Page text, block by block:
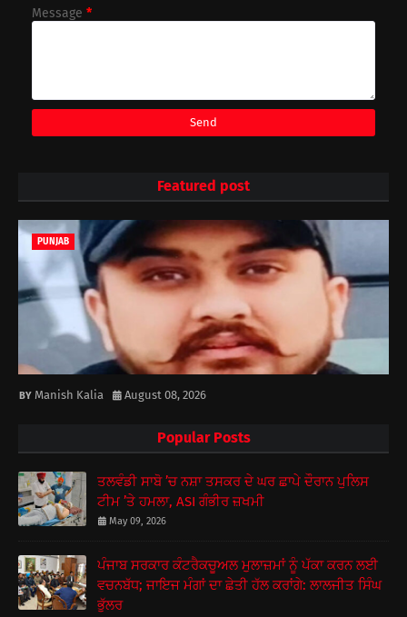
Message *
Featured post
PUNJAB
Manish Kalia August 08, 2026
Popular Posts
ਤਲਵੰਡੀ ਸਾਬੋ ’ਚ ਨਸ਼ਾ ਤਸਕਰ ਦੇ ਘਰ ਛਾਪੇ ਦੌਰਾਨ ਪੁਲਿਸ
ਟੀਮ ’ਤੇ ਹਮਲਾ, ASI ਗੰਭੀਰ ਜ਼ਖਮੀ
May 09, 2026
ਪੰਜਾਬ ਸਰਕਾਰ ਕੰਟਰੈਕਚੂਅਲ ਮੁਲਾਜ਼ਮਾਂ ਨੂੰ ਪੱਕਾ ਕਰਨ ਲਈ
ਵਚਨਬੱਧ; ਜਾਇਜ ਮੰਗਾਂ ਦਾ ਛੇਤੀ ਹੱਲ ਕਰਾਂਗੇ: ਲਾਲਜੀਤ ਸਿੰਘ
ਭੁੱਲਰ